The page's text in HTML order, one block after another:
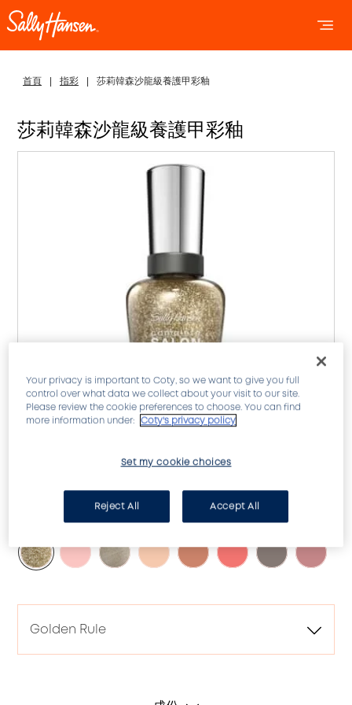
OPEN
首頁 指彩 莎莉韓森沙龍級養護甲彩釉
莎莉韓森沙龍級養護甲彩釉
七種功效，一瓶搞定！
GOLDEN RULE
Your privacy is important to Coty, so we want to give you full
control over what data we collect about your visit to our site.
Please review the cookie preferences to choose. You can find
more information under: Coty's privacy policy
Set my cookie choices
Reject All Accept All